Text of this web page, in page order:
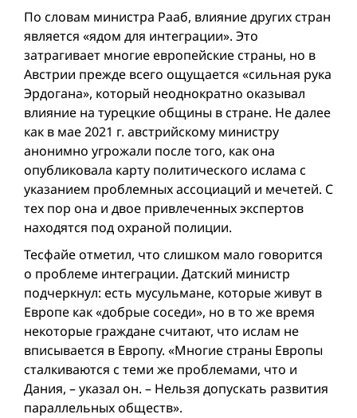
По словам министра Рааб, влияние других стран
является «ядом для интеграции». Это
затрагивает многие европейские страны, но в
Австрии прежде всего ощущается «сильная рука
Эрдогана», который неоднократно оказывал
влияние на турецкие общины в стране. Не далее
как в мае 2021 г. австрийскому министру
анонимно угрожали после того, как она
опубликовала карту политического ислама с
указанием проблемных ассоциаций и мечетей. С
тех пор она и двое привлеченных экспертов
находятся под охраной полиции.
Тесфайе отметил, что слишком мало говорится
о проблеме интеграции. Датский министр
подчеркнул: есть мусульмане, которые живут в
Европе как «добрые соседи», но в то же время
некоторые граждане считают, что ислам не
вписывается в Европу. «Многие страны Европы
сталкиваются с теми же проблемами, что и
Дания, – указал он. – Нельзя допускать развития
параллельных обществ».